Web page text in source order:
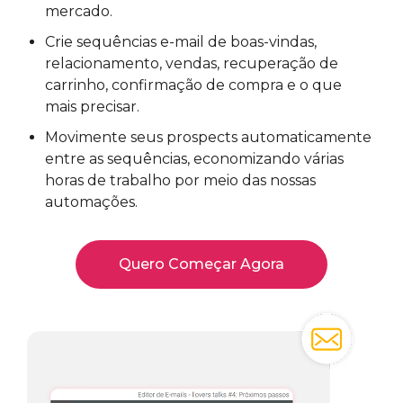
mercado.
Crie sequências e-mail de boas-vindas,
relacionamento, vendas, recuperação de
carrinho, confirmação de compra e o que
mais precisar.
Movimente seus prospects automaticamente
entre as sequências, economizando várias
horas de trabalho por meio das nossas
automações.
Quero Começar Agora